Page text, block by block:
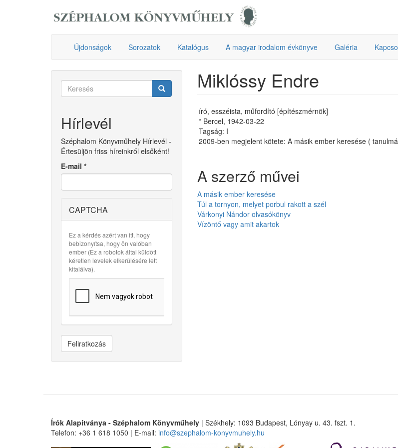
Újdonságok Sorozatok Katalógus A magyar irodalom évkönyve Galéria
Keresés
Hírlevél
Széphalom Könyvműhely Hírlevél -
Értesüljön friss híreinkről elsőként!
E-mail *
CAPTCHA
Ez a kérdés azért van itt, hogy
bebizonyítsa, hogy ön valóban
ember (Ez a robotok által küldött
kéretlen levelek elkerülésére lett
kitalálva).
Feliratkozás
Miklóssy Endre
író, esszéista, műfordító [építészmérnök]
* Bercel, 1942-03-22
Tagság: I
2009-ben megjelent kötete: A másik ember keresése (
A szerző művei
A másik ember keresése
Túl a tornyon, melyet porbul rakott a szél
Várkonyi Nándor olvasókönyv
Vízöntő vagy amit akartok
Írók Alapítványa - Széphalom Könyvműhely | Székhely: 1093 Budapest, Lónyay u. 43. fszt. 1.
Telefon: +36 1 618 1050 | E-mail: info@szephalom-konyvmuhely.hu